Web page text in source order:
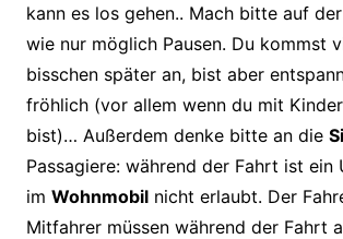
kann es los gehen.. Mach bitte auf
wie nur möglich Pausen. Du kommst
bisschen später an, bist aber
fröhlich (vor allem wenn du mit
bist)… Außerdem denke bitte an die
Passagiere: während der Fahrt ist ein
im Wohnmobilnicht erlaubt. Der
Mitfahrer müssen während der Fahrt